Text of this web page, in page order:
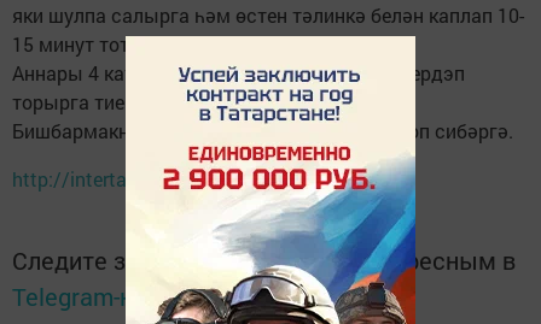
яки шулпа салырга һәм өстен тәлинкә белән каплап 10-
15 минут тотарга.
Аннары 4 кат итеп суганны салырга. Ул кетердэп
торырга тиеш.
Бишбармакнын өстенә шулпа салырга, укроп сибәргә.
http://intertat.ru
Следите за самым важным и интересным в
Telegram-каналеТатмедиа